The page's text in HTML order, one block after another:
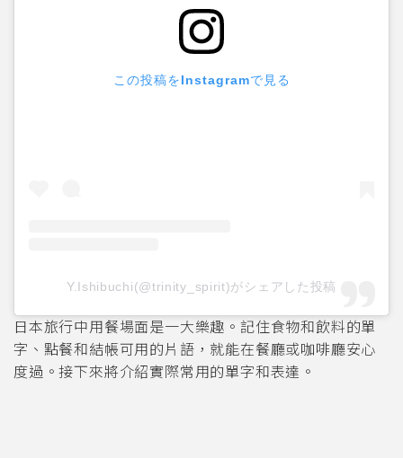
この投稿をInstagramで見る
Y.Ishibuchi(@trinity_spirit)がシェアした投稿
日本旅行中用餐場面是一大樂趣。記住食物和飲料的單
字、點餐和結帳可用的片語，就能在餐廳或咖啡廳安心
度過。接下來將介紹實際常用的單字和表達。